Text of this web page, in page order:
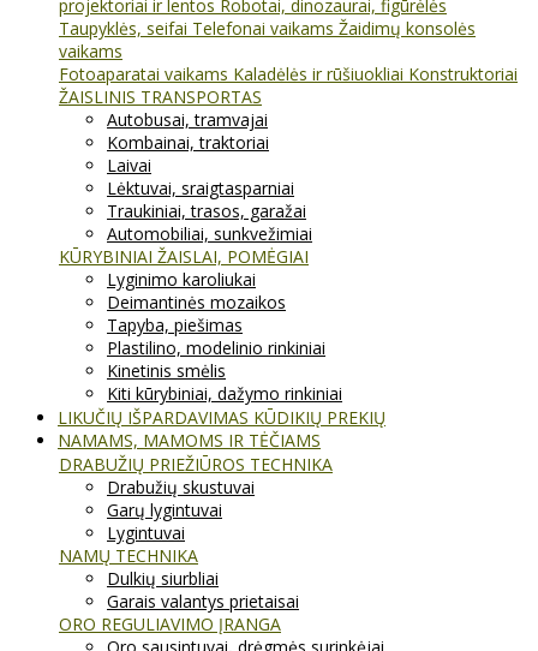
projektoriai ir lentos Robotai, dinozaurai, figūrėlės
Taupyklės, seifai Telefonai vaikams Žaidimų konsolės
vaikams
Fotoaparatai vaikams Kaladėlės ir rūšiuokliai Konstruktoriai
ŽAISLINIS TRANSPORTAS
Autobusai, tramvajai
Kombainai, traktoriai
Laivai
Lėktuvai, sraigtasparniai
Traukiniai, trasos, garažai
Automobiliai, sunkvežimiai
KŪRYBINIAI ŽAISLAI, POMĖGIAI
Lyginimo karoliukai
Deimantinės mozaikos
Tapyba, piešimas
Plastilino, modelinio rinkiniai
Kinetinis smėlis
Kiti kūrybiniai, dažymo rinkiniai
LIKUČIŲ IŠPARDAVIMAS KŪDIKIŲ PREKIŲ
NAMAMS, MAMOMS IR TĖČIAMS
DRABUŽIŲ PRIEŽIŪROS TECHNIKA
Drabužių skustuvai
Garų lygintuvai
Lygintuvai
NAMŲ TECHNIKA
Dulkių siurbliai
Garais valantys prietaisai
ORO REGULIAVIMO ĮRANGA
Oro sausintuvai, drėgmės surinkėjai